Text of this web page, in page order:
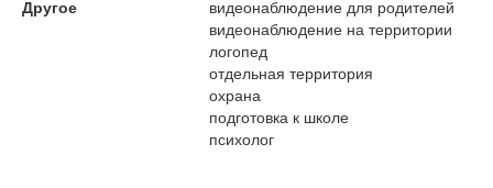
Другое
видеонаблюдение для родителей
видеонаблюдение на территории
логопед
отдельная территория
охрана
подготовка к школе
психолог